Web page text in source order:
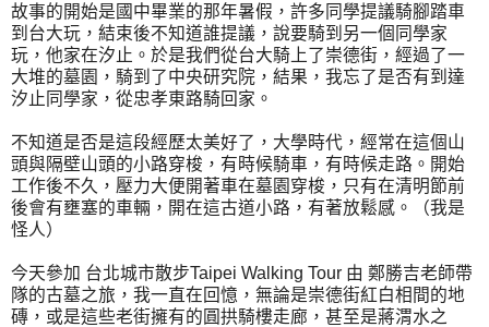
故事的開始是國中畢業的那年暑假，許多同學提議騎腳踏車
到台大玩，結束後不知道誰提議，說要騎到另一個同學家
玩，他家在汐止。於是我們從台大騎上了崇德街，經過了一
大堆的墓園，騎到了中央研究院，結果，我忘了是否有到達
汐止同學家，從忠孝東路騎回家。
不知道是否是這段經歷太美好了，大學時代，經常在這個山
頭與隔壁山頭的小路穿梭，有時候騎車，有時候走路。開始
工作後不久，壓力大便開著車在墓園穿梭，只有在清明節前
後會有壅塞的車輛，開在這古道小路，有著放鬆感。（我是
怪人）
今天參加 台北城市散步Taipei Walking Tour 由 鄭勝吉老師帶
隊的古墓之旅，我一直在回憶，無論是崇德街紅白相間的地
磚，或是這些老街擁有的圓拱騎樓走廊，甚至是蔣渭水之